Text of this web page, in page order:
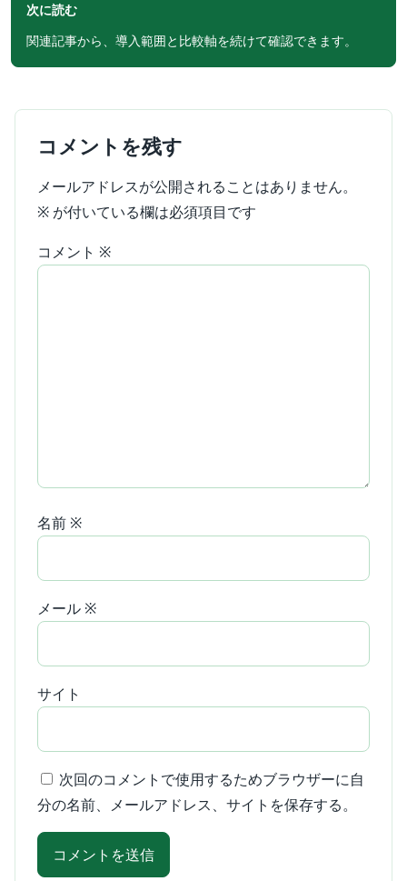
次に読む
関連記事から、導入範囲と比較軸を続けて確認できます。
コメントを残す
メールアドレスが公開されることはありません。
※ が付いている欄は必須項目です
コメント ※
名前 ※
メール ※
サイト
次回のコメントで使用するためブラウザーに自
分の名前、メールアドレス、サイトを保存する。